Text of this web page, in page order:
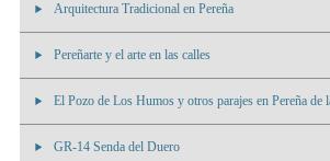
Arquitectura Tradicional en Pereña
Pereñarte y el arte en las calles
El Pozo de Los Humos y otros parajes en Pereña de
GR-14 Senda del Duero